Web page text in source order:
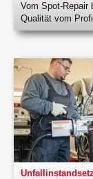
Vom Spot-Repair
Qualität vom Profi